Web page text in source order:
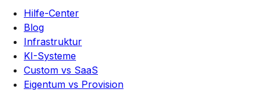
Hilfe-Center
Blog
Infrastruktur
KI-Systeme
Custom vs SaaS
Eigentum vs Provision